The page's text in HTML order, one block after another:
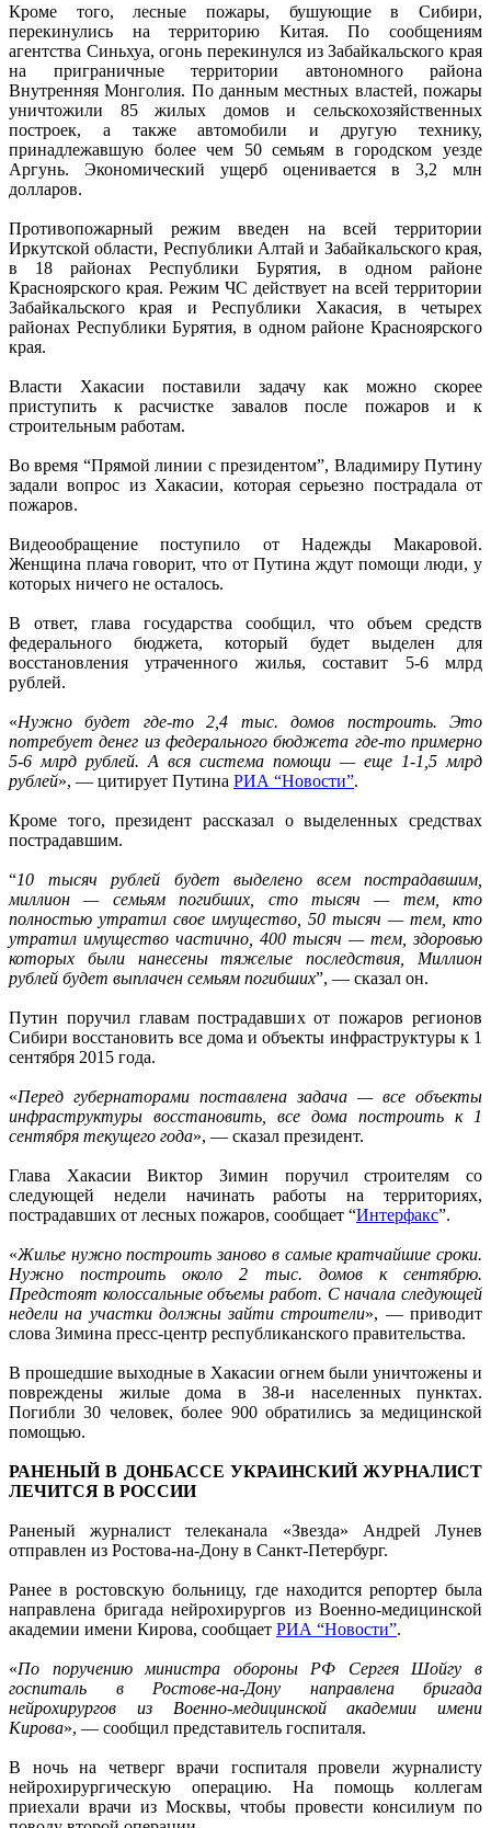
Кроме того, лесные пожары, бушующие в Сибири,
перекинулись на территорию Китая. По сообщениям
агентства Синьхуа, огонь перекинулся из Забайкальского края
на приграничные территории автономного района
Внутренняя Монголия. По данным местных властей, пожары
уничтожили 85 жилых домов и сельскохозяйственных
построек, а также автомобили и другую технику,
принадлежавшую более чем 50 семьям в городском уезде
Аргунь. Экономический ущерб оценивается в 3,2 млн
долларов.
Противопожарный режим введен на всей территории
Иркутской области, Республики Алтай и Забайкальского края,
в 18 районах Республики Бурятия, в одном районе
Красноярского края. Режим ЧС действует на всей территории
Забайкальского края и Республики Хакасия, в четырех
районах Республики Бурятия, в одном районе Красноярского
края.
Власти Хакасии поставили задачу как можно скорее
приступить к расчистке завалов после пожаров и к
строительным работам.
Во время “Прямой линии с президентом”, Владимиру Путину
задали вопрос из Хакасии, которая серьезно пострадала от
пожаров.
Видеообращение поступило от Надежды Макаровой.
Женщина плача говорит, что от Путина ждут помощи люди, у
которых ничего не осталось.
В ответ, глава государства сообщил, что объем средств
федерального бюджета, который будет выделен для
восстановления утраченного жилья, составит 5-6 млрд
рублей.
«Нужно будет где-то 2,4 тыс. домов построить. Это
потребует денег из федерального бюджета где-то примерно
5-6 млрд рублей. А вся система помощи — еще 1-1,5 млрд
рублей», — цитирует Путина РИА “Новости”.
Кроме того, президент рассказал о выделенных средствах
пострадавшим.
“10 тысяч рублей будет выделено всем пострадавшим,
миллион — семьям погибших, сто тысяч — тем, кто
полностью утратил свое имущество, 50 тысяч — тем, кто
утратил имущество частично, 400 тысяч — тем, здоровью
которых были нанесены тяжелые последствия, Миллион
рублей будет выплачен семьям погибших”, — сказал он.
Путин поручил главам пострадавших от пожаров регионов
Сибири восстановить все дома и объекты инфраструктуры к 1
сентября 2015 года.
«Перед губернаторами поставлена задача — все объекты
инфраструктуры восстановить, все дома построить к 1
сентября текущего года», — сказал президент.
Глава Хакасии Виктор Зимин поручил строителям со
следующей недели начинать работы на территориях,
пострадавших от лесных пожаров, сообщает “Интерфакс”.
«Жилье нужно построить заново в самые кратчайшие сроки.
Нужно построить около 2 тыс. домов к сентябрю.
Предстоят колоссальные объемы работ. С начала следующей
недели на участки должны зайти строители», — приводит
слова Зимина пресс-центр республиканского правительства.
В прошедшие выходные в Хакасии огнем были уничтожены и
повреждены жилые дома в 38-и населенных пунктах.
Погибли 30 человек, более 900 обратились за медицинской
помощью.
РАНЕНЫЙ В ДОНБАССЕ УКРАИНСКИЙ ЖУРНАЛИСТ
ЛЕЧИТСЯ В РОССИИ
Раненый журналист телеканала «Звезда» Андрей Лунев
отправлен из Ростова-на-Дону в Санкт-Петербург.
Ранее в ростовскую больницу, где находится репортер была
направлена бригада нейрохирургов из Военно-медицинской
академии имени Кирова, сообщает РИА “Новости”.
«По поручению министра обороны РФ Сергея Шойгу в
госпиталь в Ростове-на-Дону направлена бригада
нейрохирургов из Военно-медицинской академии имени
Кирова», — сообщил представитель госпиталя.
В ночь на четверг врачи госпиталя провели журналисту
нейрохирургическую операцию. На помощь коллегам
приехали врачи из Москвы, чтобы провести консилиум по